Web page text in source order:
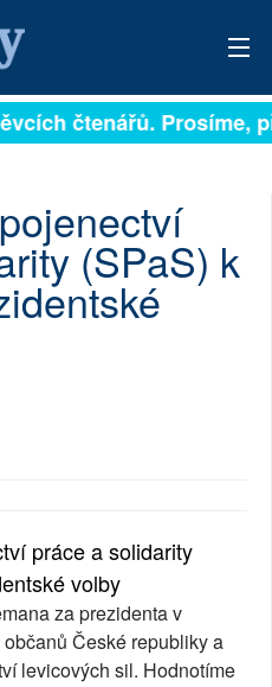
čtenářů. Prosíme,
(SPaS) k
práce a solidarity
volby
za prezidenta v
České republiky a
levicových sil. Hodnotíme